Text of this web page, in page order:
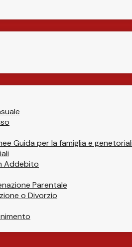
Guida per la famiglia e
Addebito
Parentale
o Divorzio